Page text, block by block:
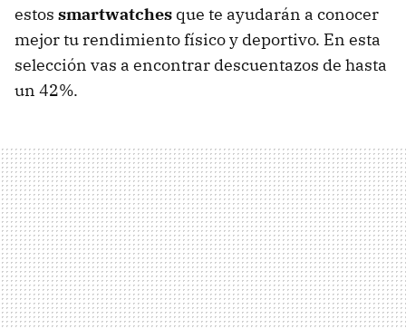
estos smartwatches que te ayudarán a conocer
mejor tu rendimiento físico y deportivo. En esta
selección vas a encontrar descuentazos de hasta
un 42%.